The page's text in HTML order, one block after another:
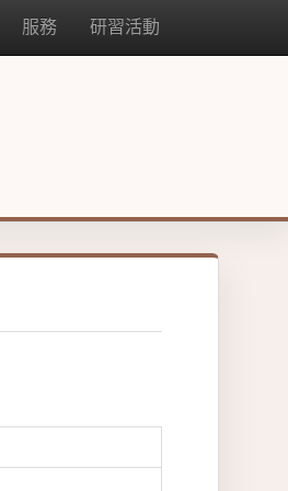
服務 研習活動